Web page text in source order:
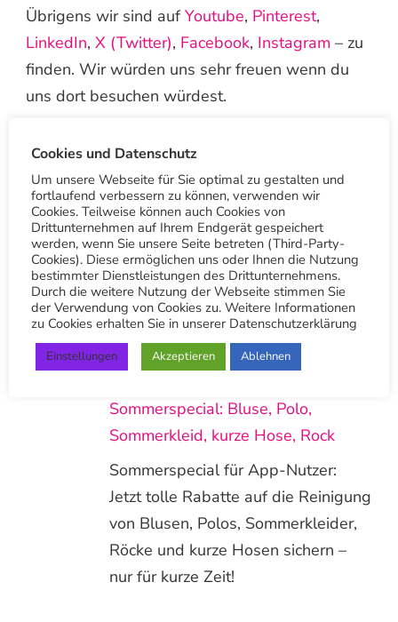
Übrigens wir sind auf Youtube, Pinterest,
LinkedIn, X (Twitter), Facebook, Instagram – zu
finden. Wir würden uns sehr freuen wenn du
uns dort besuchen würdest.
Google: Textilreinigung-Trieb
Hauptsitz
Google: Textilreinigung-Trieb
Botnang
Vielen Dank
Andere Beiträge
Sommerspecial: Bluse, Polo,
Sommerkleid, kurze Hose, Rock
Sommerspecial für App-Nutzer:
Jetzt tolle Rabatte auf die Reinigung
von Blusen, Polos, Sommerkleider,
Röcke und kurze Hosen sichern –
nur für kurze Zeit!
Cookies und Datenschutz
Um unsere Webseite für Sie optimal zu gestalten und
fortlaufend verbessern zu können, verwenden wir
Cookies. Teilweise können auch Cookies von
Drittunternehmen auf Ihrem Endgerät gespeichert
werden, wenn Sie unsere Seite betreten (Third-Party-
Cookies). Diese ermöglichen uns oder Ihnen die Nutzung
bestimmter Dienstleistungen des Drittunternehmens.
Durch die weitere Nutzung der Webseite stimmen Sie
der Verwendung von Cookies zu. Weitere Informationen
zu Cookies erhalten Sie in unserer Datenschutzerklärung
Einstellungen Akzeptieren Ablehnen